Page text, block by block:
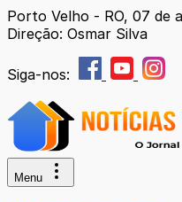
Porto Velho - RO, 07 de
Direção: Osmar Silva
Siga-nos:
Menu